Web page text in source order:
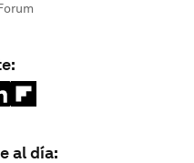
al día: